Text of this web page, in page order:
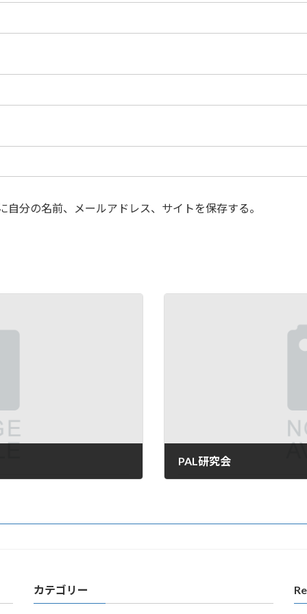
分の名前、メールアドレス、サイトを保存する。
PAL研究会
カテゴリー